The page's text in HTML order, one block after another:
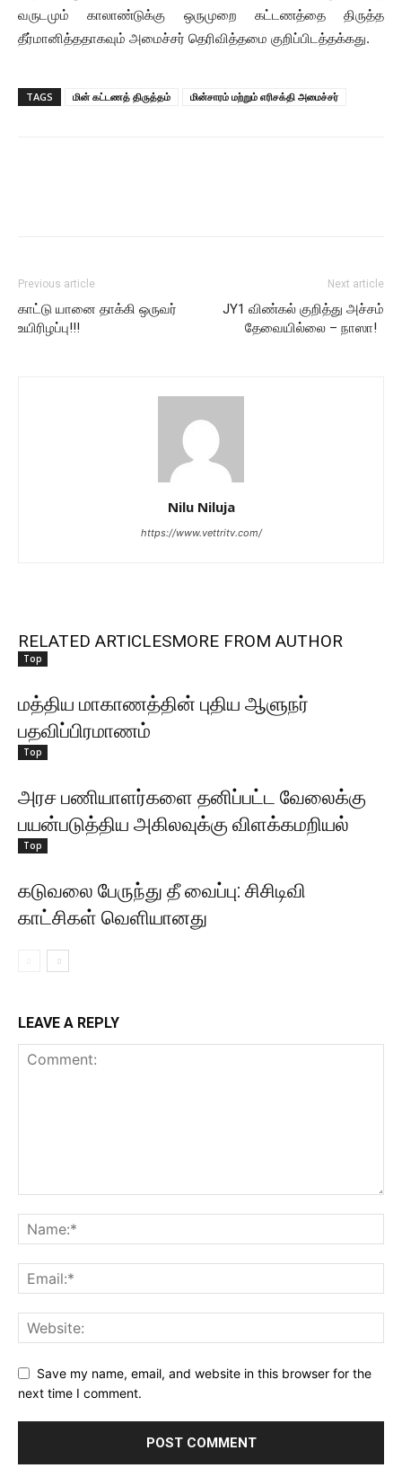
வருடமும் காலாண்டுக்கு ஒருமுறை கட்டணத்தை திருத்த
தீர்மானித்ததாகவும் அமைச்சர் தெரிவித்தமை குறிப்பிடத்தக்கது.
TAGS மின் கட்டணத் திருத்தம் மின்சாரம் மற்றும் எரிசக்தி அமைச்சர்
Previous article
காட்டு யானை தாக்கி ஒருவர்
உயிரிழப்பு!!!
Next article
JY1 விண்கல் குறித்து அச்சம்
தேவையில்லை – நாஸா!
Nilu Niluja
https://www.vettritv.com/
RELATED ARTICLESMORE FROM AUTHOR
Top
மத்திய மாகாணத்தின் புதிய ஆளுநர்
பதவிப்பிரமாணம்
Top
அரச பணியாளர்களை தனிப்பட்ட வேலைக்கு
பயன்படுத்திய அகிலவுக்கு விளக்கமறியல்
Top
கடுவலை பேருந்து தீ வைப்பு: சிசிடிவி
காட்சிகள் வெளியானது
LEAVE A REPLY
Save my name, email, and website in this browser for the
next time I comment.